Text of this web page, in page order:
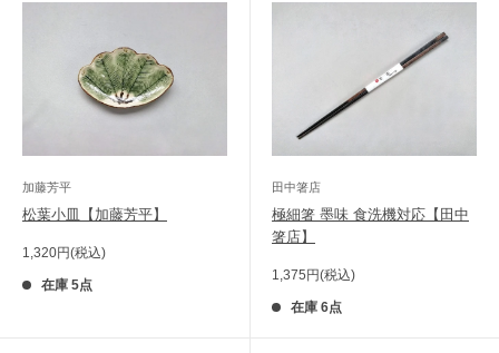
加藤芳平
松葉小皿【加藤芳平】
販
売
価
格
1,320円(税込)
在庫 5点
田中箸店
極細箸 墨味 食洗機対応【田中
箸店】
販
売
価
格
1,375円(税込)
在庫 6点